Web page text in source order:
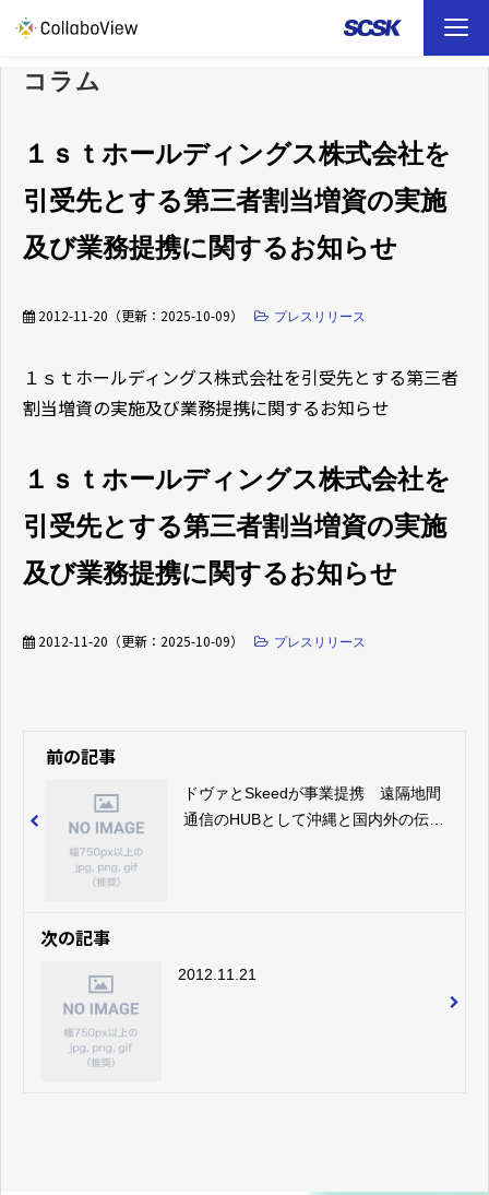
TOP
ソリューション
事例
ファイル転送 （FAQ）
コラム
１ｓｔホールディングス株式会社を
引受先とする第三者割当増資の実施
及び業務提携に関するお知らせ
2012-11-20 （更新： 2025-10-09） プレスリリース
１ｓｔホールディングス株式会社を引受先とする第三者
割当増資の実施及び業務提携に関するお知らせ
１ｓｔホールディングス株式会社を
引受先とする第三者割当増資の実施
及び業務提携に関するお知らせ
2012-11-20 （更新： 2025-10-09） プレスリリース
前の記事
ドヴァとSkeedが事業提携 遠隔地間
通信のHUBとして沖縄と国内外の伝搬
次の記事
2012.11.21